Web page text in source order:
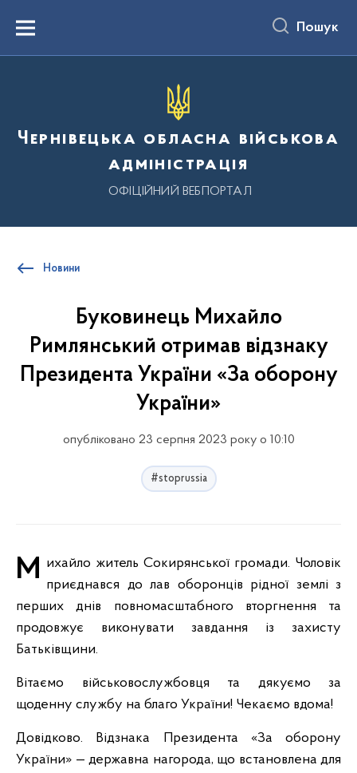
вмістуMenu Пошук
Чернівецька обласна військова
адміністрація
ОФІЦІЙНИЙ ВЕБПОРТАЛ
Новини
Буковинець Михайло
Римлянський отримав відзнаку
Президента України «За оборону
України»
опубліковано 23 серпня 2023 року о 10:10
#stoprussia
Михайло житель Сокирянської громади. Чоловік приєднався до лав оборонців рідної землі з
перших днів повномасштабного вторгнення та
продовжує виконувати завдання із захисту
Батьківщини.
Вітаємо військовослужбовця та дякуємо за
щоденну службу на благо України! Чекаємо вдома!
Довідково. Відзнака Президента «За оборону
України» — державна нагорода, що встановлена для